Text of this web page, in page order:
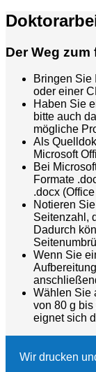
Der Weg
Bringen Sie
oder einer
Haben Sie
bitte auch
mögliche
Als
Microsoft
Bei
Formate
.docx
Notieren
Seitenzahl,
Dadurch
Wenn Sie
Wählen Sie
von 80 g bis
eignet sich
Wir drucken